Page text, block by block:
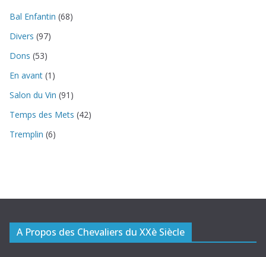
Bal Enfantin (68)
Divers (97)
Dons (53)
En avant (1)
Salon du Vin (91)
Temps des Mets (42)
Tremplin (6)
A Propos des Chevaliers du XXè Siècle